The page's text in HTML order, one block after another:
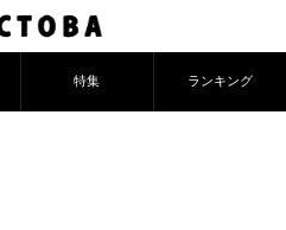
特集 ランキング